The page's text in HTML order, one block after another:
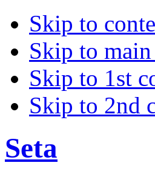
Skip to
Skip to
Skip to 1st
Skip to 2nd
Seta